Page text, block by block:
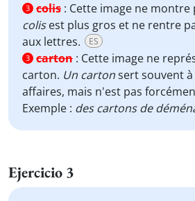
3 colis : Cette image ne montre
colisest plus gros et ne rentre
aux lettres.
ES
3 carton : Cette image ne
carton. Un cartonsert souvent
affaires, mais n'est pas
Exemple : des cartons de
Ejercicio 3